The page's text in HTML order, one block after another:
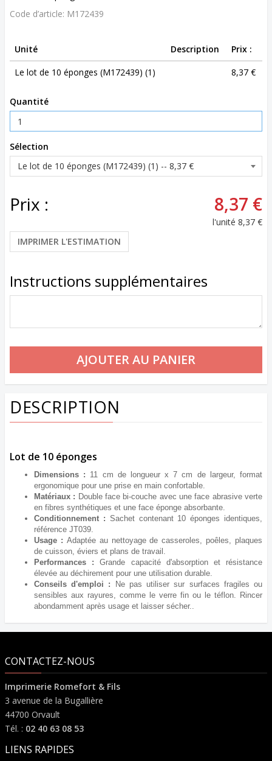
Code d’article: M172439
Unité Description
Prix :
Le lot de 10 éponges (M172439) (1)
8,37 €
Quantité
Sélection
Prix : 8,37 €
l'unité 8,37 €
IMPRIMER L'ESTIMATION
Instructions supplémentaires
DESCRIPTION
Lot de 10 éponges
Dimensions : 11 cm de longueur x 7 cm de largeur, format
ergonomique pour une prise en main confortable.
Matériaux : Double face bi-couche avec une face abrasive verte
en fibres synthétiques et une face éponge absorbante.
Conditionnement : Sachet contenant 10 éponges identiques,
référence JT039.
Usage : Adaptée au nettoyage de casseroles, poêles, plaques
de cuisson, éviers et plans de travail.
Performances : Grande capacité d'absorption et résistance
élevée au déchirement pour une utilisation durable.
Conseils d'emploi : Ne pas utiliser sur surfaces fragiles ou
sensibles aux rayures, comme le verre fin ou le téflon. Rincer
abondamment après usage et laisser sécher..
CONTACTEZ-NOUS
Imprimerie Romefort & Fils
3 avenue de la Bugallière
44700 Orvault
Tél. : 02 40 63 08 53
LIENS RAPIDES